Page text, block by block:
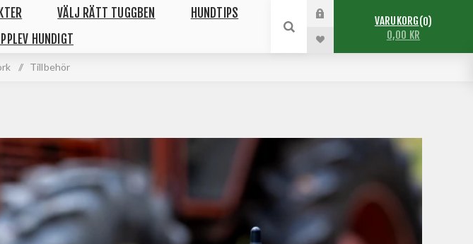
VÄLJ RÄTT TUGGBEN
HUNDTIPS
HUNDIGT
VARUKORG 0
0,00 KR
/ Tillbehör